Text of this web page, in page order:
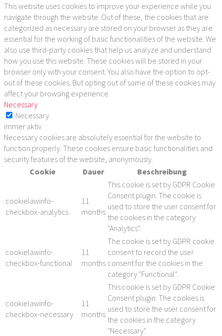
This website uses cookies to improve your experience while you
navigate through the website. Out of these, the cookies that are
categorized as necessary are stored on your browser as they are
essential for the working of basic functionalities of the website. We
also use third-party cookies that help us analyze and understand
how you use this website. These cookies will be stored in your
browser only with your consent. You also have the option to opt-
out of these cookies. But opting out of some of these cookies may
affect your browsing experience.
Necessary
Necessary
immer aktiv
Necessary cookies are absolutely essential for the website to
function properly. These cookies ensure basic functionalities and
security features of the website, anonymously.
Cookie
Dauer Beschreibung
cookielawinfo-
checkbox-analytics
11
months
This cookie is set by GDPR Cookie
Consent plugin. The cookie is
used to store the user consent for
the cookies in the category
"Analytics".
cookielawinfo-
checkbox-functional
11
months
The cookie is set by GDPR cookie
consent to record the user
consent for the cookies in the
category "Functional".
cookielawinfo-
checkbox-necessary
11
months
This cookie is set by GDPR Cookie
Consent plugin. The cookies is
used to store the user consent for
the cookies in the category
"Necessary".